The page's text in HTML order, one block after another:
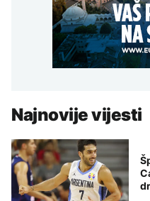
Najnovije vijesti